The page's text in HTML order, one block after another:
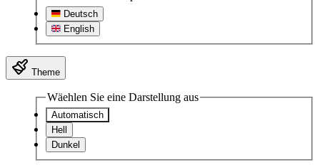
Deutsch
English
Theme
Wäehlen Sie eine Darstellung aus
Automatisch
Hell
Dunkel